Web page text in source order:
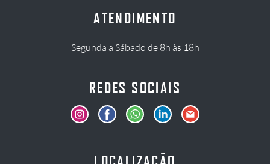
ATENDIMENTO
Segunda a Sábado de 8h às 18h
REDES SOCIAIS
LOCALIZAÇÃO